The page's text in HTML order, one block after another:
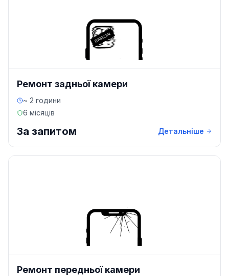
Ремонт задньої камери
~ 2 години
6 місяців
За запитом Детальніше
Ремонт передньої камери